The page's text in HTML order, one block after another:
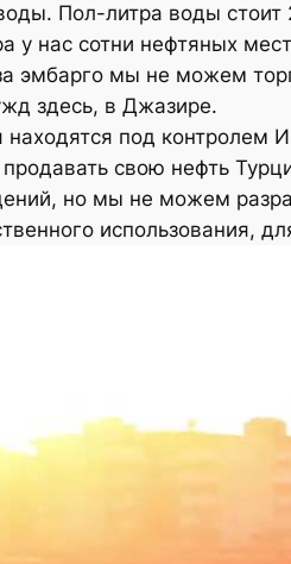
Пол-литра воды стоит
у нас сотни нефтяных
эмбарго мы не можем
здесь, в Джазире.
под контролем
свою нефть
но мы не можем
использования,